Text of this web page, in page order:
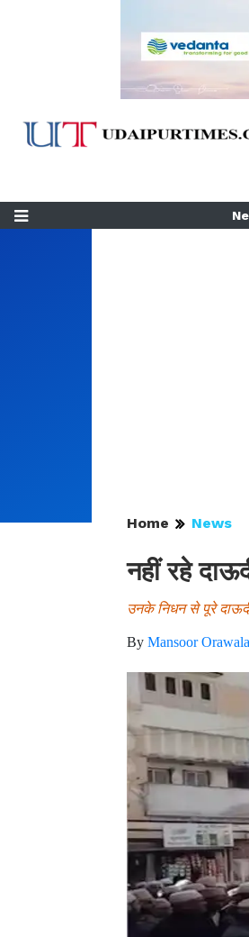
Home News
नहीं रहे
उनके निधन से पूरे
By Mansoor Orawala